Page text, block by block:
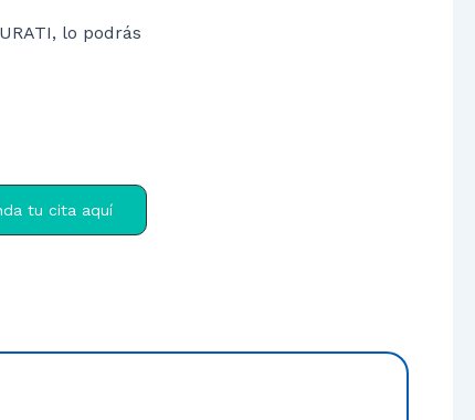
lo podrás
tu cita aquí